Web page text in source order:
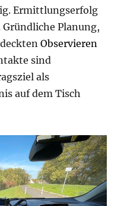
Ermittlungserfolg
Planung,
Observieren
sind
als
auf dem Tisch